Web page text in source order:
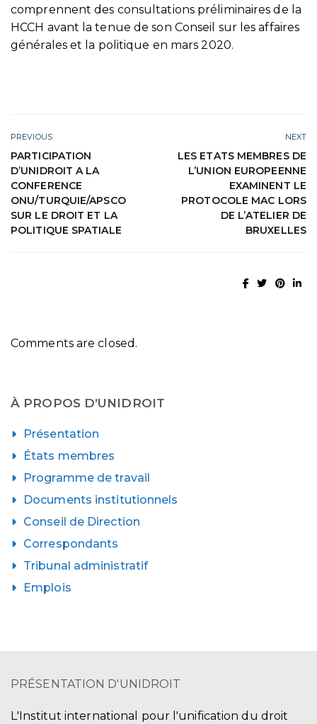
comprennent des consultations préliminaires de la
HCCH avant la tenue de son Conseil sur les affaires
générales et la politique en mars 2020.
PREVIOUS
PARTICIPATION
D’UNIDROIT A LA
CONFERENCE
ONU/TURQUIE/APSCO
SUR LE DROIT ET LA
POLITIQUE SPATIALE
NEXT
LES ETATS MEMBRES DE
L’UNION EUROPEENNE
EXAMINENT LE
PROTOCOLE MAC LORS
DE L’ATELIER DE
BRUXELLES
Comments are closed.
À PROPOS D’UNIDROIT
Présentation
États membres
Programme de travail
Documents institutionnels
Conseil de Direction
Correspondants
Tribunal administratif
Emplois
PRÉSENTATION D'UNIDROIT
L'Institut international pour l'unification du droit